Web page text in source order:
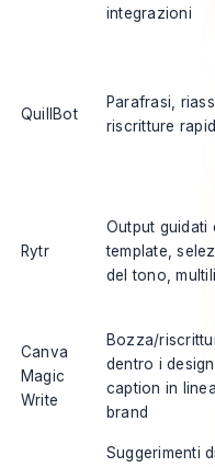
integrazioni
QuillBot
Parafrasi,
riscritture
Rytr
Output guidati
template,
del tono,
Canva
Magic
Write
Bozza/
dentro i
caption in
brand
Suggerimenti